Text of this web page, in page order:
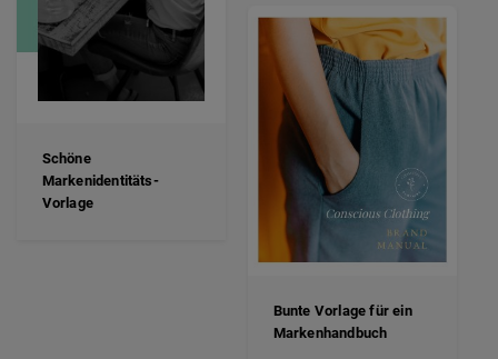
Schöne
Markenidentitäts-
Vorlage
Bunte Vorlage für ein
Markenhandbuch